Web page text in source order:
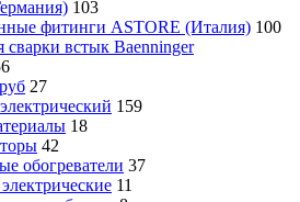
103
фитинги ASTORE (Италия) 100
встык Baenninger
27
159
18
42
обогреватели 37
11